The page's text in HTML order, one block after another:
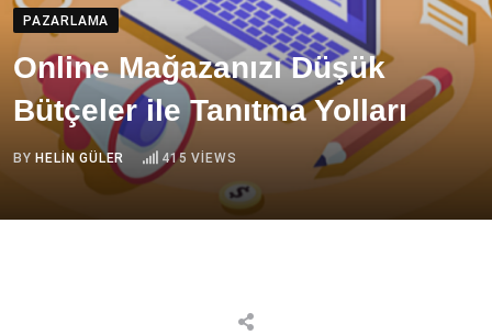
PAZARLAMA
Online Mağazanızı Düşük
Bütçeler ile Tanıtma Yolları
BY HELIN GÜLER 415 VIEWS